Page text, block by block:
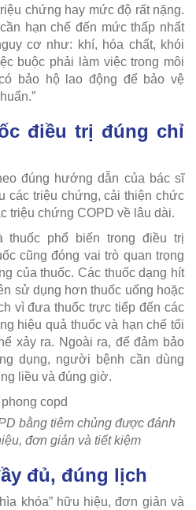
chứng hay mức độ rất nặng.
hạn chế đến mức thấp nhất
cơ như: khí, hóa chất, khói
buộc phải làm việc trong môi
bảo hộ lao động để bảo vệ
điều trị đúng chỉ
đúng hướng dẫn của bác sĩ
các triệu chứng, cải thiện chức
triệu chứng COPD về lâu dài.
thuốc phổ biến trong điều trị
cũng đóng vai trò quan trọng
của thuốc. Các thuốc dạng hít
sử dụng hơn thuốc uống hoặc
vì đưa thuốc trực tiếp đến các
hiệu quả thuốc và hạn chế tối
xảy ra. Ngoài ra, để đảm bảo
dụng, người bệnh cần dùng
liều và đúng giờ.
bằng tiêm chủng được đánh
đơn giản và tiết kiệm
đủ, đúng lịch
khóa” hữu hiệu, đơn giản và